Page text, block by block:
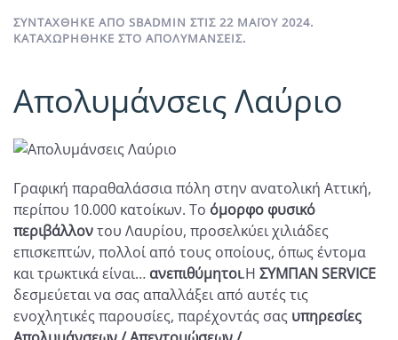
ΣΥΝΤΆΧΘΗΚΕ ΑΠΌ SBADMIN ΣΤΙΣ 22 ΜΑΪ́ΟΥ 2024.
ΚΑΤΑΧΩΡΉΘΗΚΕ ΣΤΟ ΑΠΟΛΥΜΆΝΣΕΙΣ.
Απολυμάνσεις Λαύριο
Γραφική παραθαλάσσια πόλη στην ανατολική Αττική,
περίπου 10.000 κατοίκων. Το όμορφο φυσικό
περιβάλλοντου Λαυρίου, προσελκύει χιλιάδες
επισκεπτών, πολλοί από τους οποίους, όπως έντομα
και τρωκτικά είναι… ανεπιθύμητοι.Η ΣΥΜΠΑΝSERVICE
δεσμεύεται να σας απαλλάξει από αυτές τις
ενοχλητικές παρουσίες, παρέχοντάς σας υπηρεσίες